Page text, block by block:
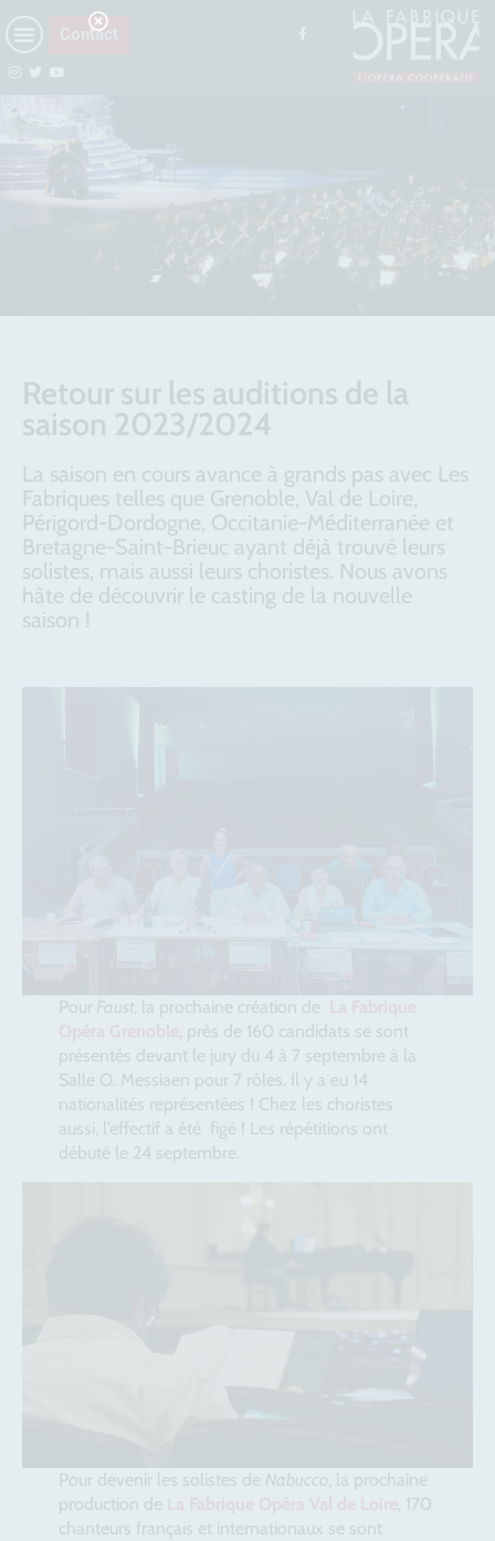
Contact
Retour sur les auditions de la
saison 2023/2024
La saison en cours avance à grands pas avec Les
Fabriques telles que Grenoble, Val de Loire,
Périgord-Dordogne, Occitanie-Méditerranée et
Bretagne-Saint-Brieuc ayant déjà trouvé leurs
solistes, mais aussi leurs choristes. Nous avons
hâte de découvrir le casting de la nouvelle
saison !
PourFaust, la prochaine création de
, près de 160 candidats se sont
présentés devant le jury du 4 à 7 septembre à la
Salle O. Messiaen pour 7 rôles. Il y a eu 14
nationalités représentées ! Chez les choristes
aussi, l’effectif a été figé ! Les répétitions ont
débuté le 24 septembre.
Pour devenir les solistes de Nabucco, la prochaine
production de
, 170
chanteurs français et internationaux se sont